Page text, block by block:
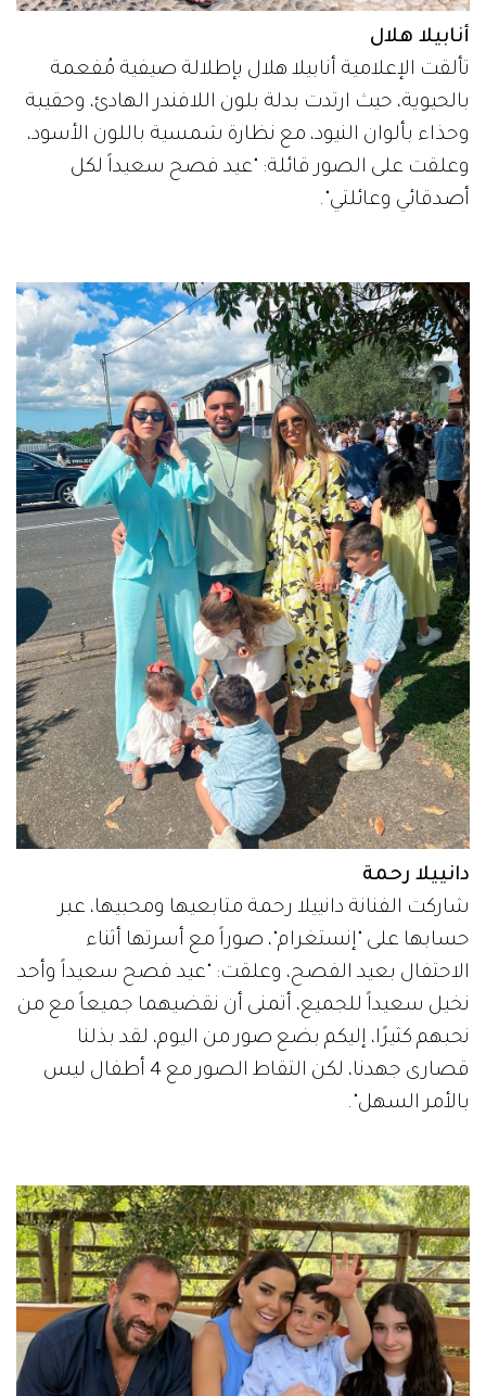
أنابيلا هلال
تألقت الإعلامية أنابيلا هلال بإطلالة صيفية مُفعمة
بالحيوية، حيث ارتدت بدلة بلون اللافندر الهادئ، وحقيبة
وحذاء بألوان النيود، مع نظارة شمسية باللون الأسود،
وعلقت على الصور قائلة: "عيد فصح سعيداً لكل
أصدقائي وعائلتي".
دانييلا رحمة
شاركت الفنانة دانييلا رحمة متابعيها ومحبيها، عبر
حسابها على "إنستغرام"، صوراً مع أسرتها أثناء
الاحتفال بعيد الفصح، وعلقت: "عيد فصح سعيداً وأحد
نخيل سعيداً للجميع، أتمنى أن نقضيهما جميعاً مع من
نحبهم كثيرًا، إليكم بضع صور من اليوم، لقد بذلنا
قصارى جهدنا، لكن التقاط الصور مع 4 أطفال ليس
بالأمر السهل".